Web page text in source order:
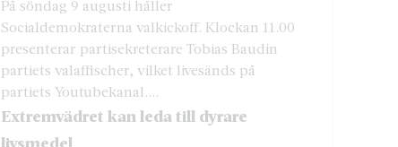
På söndag 9 augusti håller
Socialdemokraterna valkickoff. Klockan 11.00
presenterar partisekreterare Tobias Baudin
partiets valaffischer, vilket livesänds på
partiets Youtubekanal....
Extremvädret kan leda till dyrare
livsmedel